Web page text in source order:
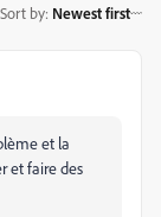
Sort by: Newest first
et la
et faire des